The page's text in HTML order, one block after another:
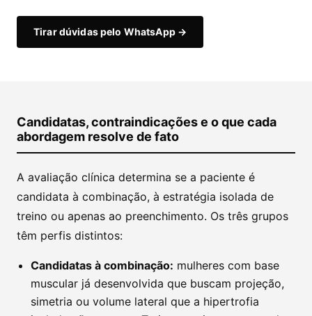
Tirar dúvidas pelo WhatsApp →
Candidatas, contraindicações e o que cada
abordagem resolve de fato
A avaliação clínica determina se a paciente é
candidata à combinação, à estratégia isolada de
treino ou apenas ao preenchimento. Os três grupos
têm perfis distintos:
Candidatas à combinação: mulheres com base
muscular já desenvolvida que buscam projeção,
simetria ou volume lateral que a hipertrofia